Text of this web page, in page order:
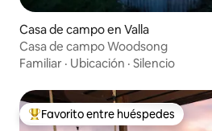
Casa de campo en Valla
Casa de campo Woodsong
Familiar · Ubicación · Silencio
Favorito entre huéspedes preferido
Favorito entre huéspedes